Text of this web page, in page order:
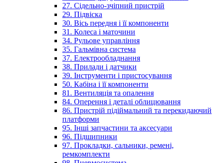
27. Сідельно-зчіпний пристрій
29. Підвіска
30. Вісь передня і її компоненти
31. Колеса і маточини
34. Рульове управління
35. Гальмівна система
37. Електрообладнання
38. Прилади і датчики
39. Інструменти і пристосування
50. Кабіна і її компоненти
81. Вентиляція та опалення
84. Оперення і деталі облицювання
86. Пристрій підіймальний та перекидаючий
платформи
95. Інші запчастини та аксесуари
96. Підшипники
97. Прокладки, сальники, ремені,
ремкомплекти